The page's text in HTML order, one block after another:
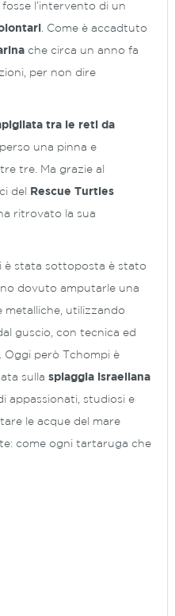
l’intervento di un
. Come è accadtuto
che circa un anno fa
per non dire
tra le reti da
una pinna e
tre. Ma grazie al
del Rescue Turtles
ritrovato la sua
è stata sottoposta è stato
dovuto amputarle una
metalliche, utilizzando
guscio, con tecnica ed
Oggi però Tchompi è
sulla spiaggia israeliana
appassionati, studiosi e
le acque del mare
come ogni tartaruga che